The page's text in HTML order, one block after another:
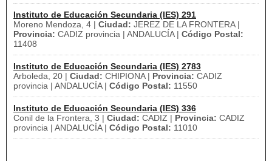
Instituto de Educación Secundaria (IES) 291
Moreno Mendoza, 4 | Ciudad: JEREZ DE LA FRONTERA |
Provincia: CADIZ provincia | ANDALUCÍA | Código Postal:
11408
Instituto de Educación Secundaria (IES) 2783
Arboleda, 20 | Ciudad: CHIPIONA | Provincia: CADIZ
provincia | ANDALUCÍA | Código Postal: 11550
Instituto de Educación Secundaria (IES) 336
Conil de la Frontera, 3 | Ciudad: CADIZ | Provincia: CADIZ
provincia | ANDALUCÍA | Código Postal: 11010